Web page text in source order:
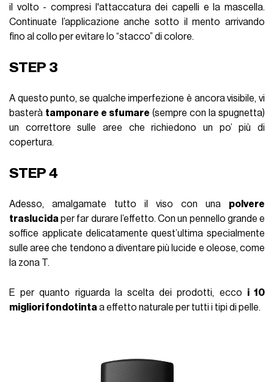
il volto - compresi l'attaccatura dei capelli e la mascella.
Continuate l’applicazione anche sotto il mento arrivando
fino al collo per evitare lo “stacco” di colore.
STEP 3
A questo punto, se qualche imperfezione è ancora visibile, vi
basterà tamponare e sfumare (sempre con la spugnetta)
un correttore sulle aree che richiedono un po’ più di
copertura.
STEP 4
Adesso, amalgamate tutto il viso con una polvere
traslucida per far durare l’effetto. Con un pennello grande e
soffice applicate delicatamente quest’ultima specialmente
sulle aree che tendono a diventare più lucide e oleose, come
la zona T.
E per quanto riguarda la scelta dei prodotti, ecco i 10
migliori fondotinta a effetto naturale per tutti i tipi di pelle.